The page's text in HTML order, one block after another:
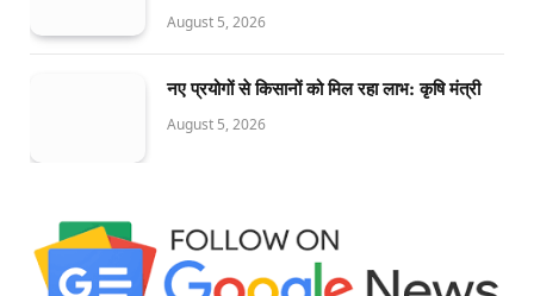
August 5, 2026
नए प्रयोगों से किसानों को मिल रहा लाभ: कृषि मंत्री
August 5, 2026